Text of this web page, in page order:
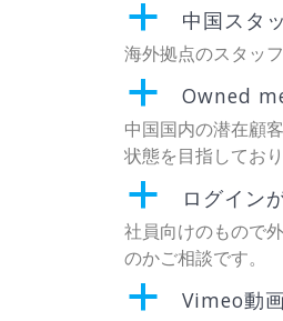
a 中国スタ
海外拠点のスタッ
a Owned
中国国内の潜在顧
状態を目指しており
a ログイン
社員向けのもので
のかご相談です。
a Vimeo動